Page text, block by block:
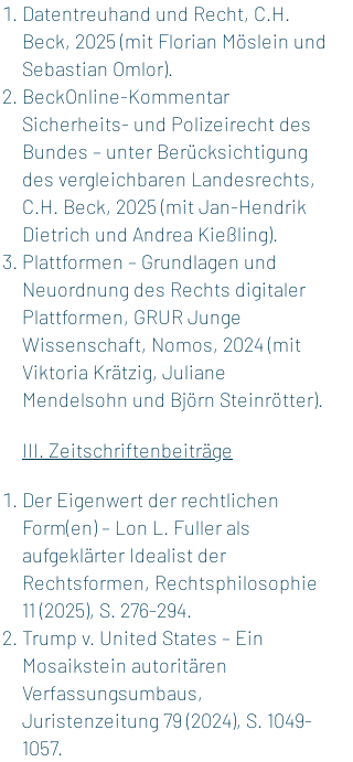
Datentreuhand und Recht, C.H.
Beck, 2025 (mit Florian Möslein und
Sebastian Omlor).
BeckOnline-Kommentar
Sicherheits- und Polizeirecht des
Bundes – unter Berücksichtigung
des vergleichbaren Landesrechts,
C.H. Beck, 2025 (mit Jan-Hendrik
Dietrich und Andrea Kießling).
Plattformen – Grundlagen und
Neuordnung des Rechts digitaler
Plattformen, GRUR Junge
Wissenschaft, Nomos, 2024 (mit
Viktoria Krätzig, Juliane
Mendelsohn und Björn Steinrötter).
III. Zeitschriftenbeiträge
Der Eigenwert der rechtlichen
Form(en) – Lon L. Fuller als
aufgeklärter Idealist der
Rechtsformen, Rechtsphilosophie
11 (2025), S. 276-294.
Trump v. United States – Ein
Mosaikstein autoritären
Verfassungsumbaus,
Juristenzeitung 79 (2024), S. 1049-
1057.